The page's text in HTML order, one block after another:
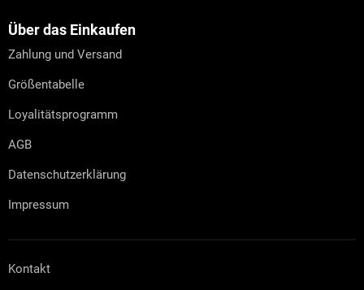
Über das Einkaufen
Zahlung und Versand
Größentabelle
Loyalitätsprogramm
AGB
Datenschutzerklärung
Impressum
Kontakt